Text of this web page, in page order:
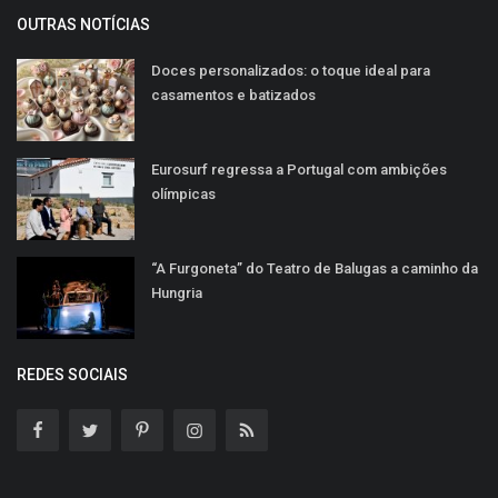
OUTRAS NOTÍCIAS
Doces personalizados: o toque ideal para
casamentos e batizados
Eurosurf regressa a Portugal com ambições
olímpicas
“A Furgoneta” do Teatro de Balugas a caminho da
Hungria
REDES SOCIAIS